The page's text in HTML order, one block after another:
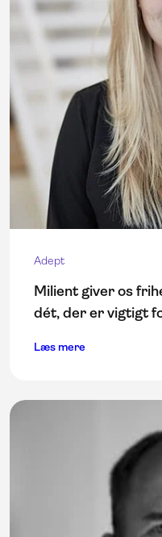
Adept
Milient giver os
dét, der er vigtigt
Læs mere